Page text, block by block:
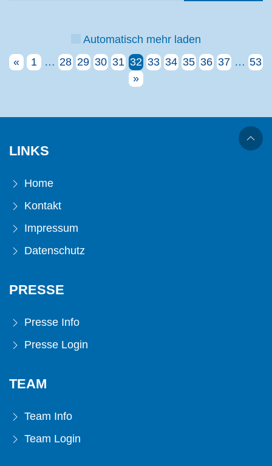
Automatisch mehr laden
«
1 … 28 29 30 31 32 33 34 35 36 37 … 53
»
LINKS
Home
Kontakt
Impressum
Datenschutz
PRESSE
Presse Info
Presse Login
TEAM
Team Info
Team Login